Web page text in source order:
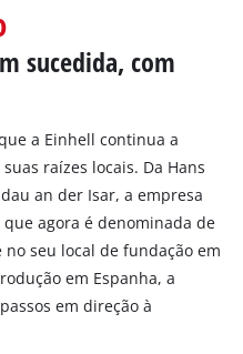
sucedida, com
a Einhell continua a
raízes locais. Da Hans
an der Isar, a empresa
agora é denominada de
no seu local de fundação em
em Espanha, a
em direção à